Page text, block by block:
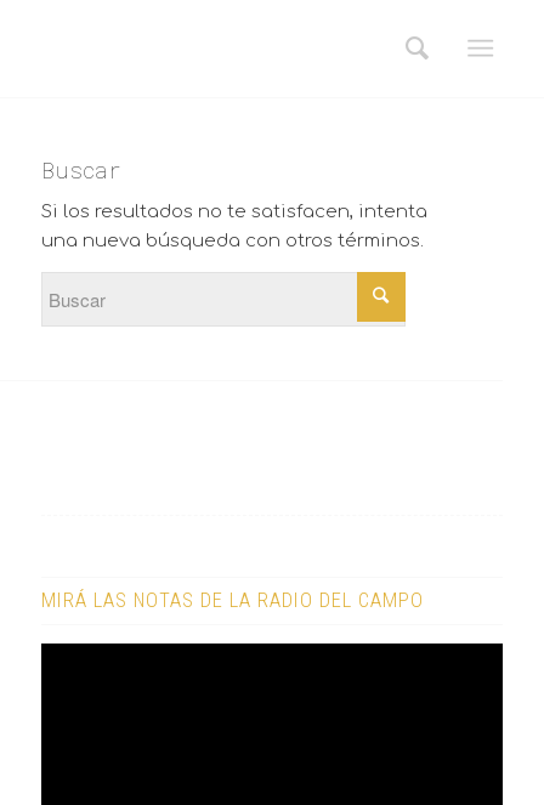
Buscar
Si los resultados no te satisfacen, intenta
una nueva búsqueda con otros términos.
MIRÁ LAS NOTAS DE LA RADIO DEL CAMPO